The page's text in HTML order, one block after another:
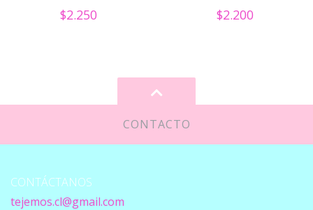
$2.250 $2.200
CONTACTO
CONTÁCTANOS
tejemos.cl@gmail.com